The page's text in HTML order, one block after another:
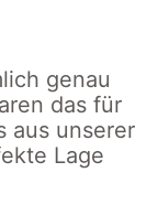
genau
das für
aus unserer
Lage